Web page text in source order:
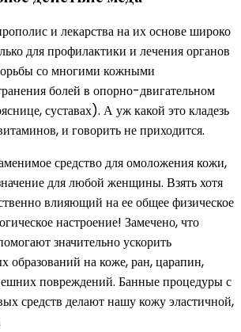
и лекарства на их основе широко
для профилактики и лечения органов
со многими кожными
болей в опорно-двигательном
суставах). А уж какой это кладезь
и говорить не приходится.
средство для омоложения кожи,
для любой женщины. Взять хотя
влияющий на ее общее физическое
настроение! Замечено, что
значительно ускорить
образований на коже, ран, царапин,
повреждений. Банные процедуры с
средств делают нашу кожу эластичной,